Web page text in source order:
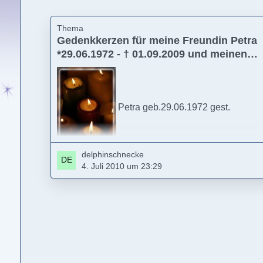
Thema
Gedenkkerzen für meine Freundin Petra
*29.06.1972 - † 01.09.2009 und meinen
Schwiegervater Kurt * 12.11.1937 - †
11.07.2009 (delphinschnecke)
Petra geb.29.06.1972 gest.
01.09.2009delphinschnecke
4. Juli 2010 um 23:29